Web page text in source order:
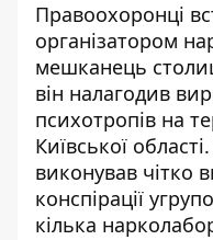
Правоохоронці
організатором
мешканець
він налагодив
психотропів на
Київської
виконував чітко
конспірації
кілька